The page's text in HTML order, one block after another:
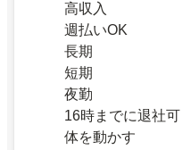
高収入
週払いOK
長期
短期
夜勤
16時までに退社可
体を動かす